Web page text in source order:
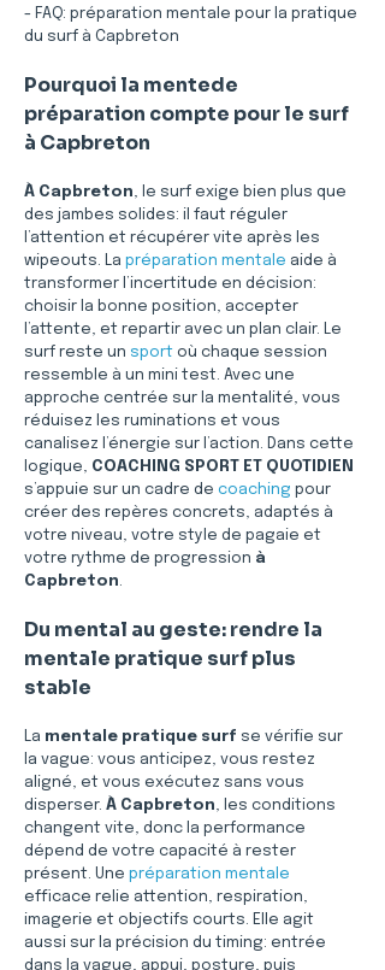
- FAQ: préparation mentale pour la pratique
du surf à Capbreton
Pourquoi la mentede
préparation compte pour le surf
à Capbreton
À Capbreton, le surf exige bien plus que
des jambes solides: il faut réguler
l’attention et récupérer vite après les
wipeouts. La préparation mentale aide à
transformer l’incertitude en décision:
choisir la bonne position, accepter
l’attente, et repartir avec un plan clair. Le
surf reste un sport où chaque session
ressemble à un mini test. Avec une
approche centrée sur la mentalité, vous
réduisez les ruminations et vous
canalisez l’énergie sur l’action. Dans cette
logique, COACHING SPORT ET QUOTIDIEN
s’appuie sur un cadre de coaching pour
créer des repères concrets, adaptés à
votre niveau, votre style de pagaie et
votre rythme de progression à
Capbreton.
Du mental au geste: rendre la
mentale pratique surf plus
stable
La mentale pratique surf se vérifie sur
la vague: vous anticipez, vous restez
aligné, et vous exécutez sans vous
disperser. À Capbreton, les conditions
changent vite, donc la performance
dépend de votre capacité à rester
présent. Une préparation mentale
efficace relie attention, respiration,
imagerie et objectifs courts. Elle agit
aussi sur la précision du timing: entrée
dans la vague, appui, posture, puis